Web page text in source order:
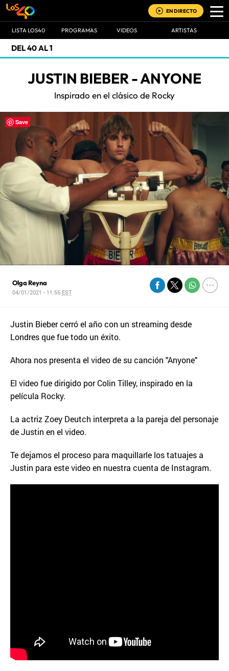
EN DIRECTO
LISTA LOS40 PROGRAMAS VIDEOS ARTISTAS
DEL 40 AL 1
JUSTIN BIEBER - ANYONE
Inspirado en el clásico de Rocky
Olga Reyna
04/01/2021 - 11:55 EST
Justin Bieber cerró el año con un streaming desde
Londres que fue todo un éxito.
Ahora nos presenta el video de su canción "Anyone"
El video fue dirigido por Colin Tilley, inspirado en la
película Rocky.
La actriz Zoey Deutch interpreta a la pareja del personaje
de Justin en el video.
Te dejamos el proceso para maquillarle los tatuajes a
Justin para este video en nuestra cuenta de Instagram.
Save